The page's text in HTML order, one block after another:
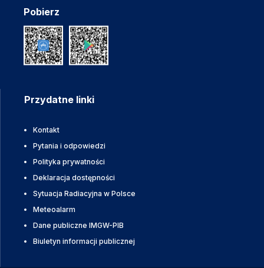
Pobierz
Przydatne linki
Kontakt
Pytania i odpowiedzi
Polityka prywatności
Deklaracja dostępności
Sytuacja Radiacyjna w Polsce
Meteoalarm
Dane publiczne IMGW-PIB
Biuletyn informacji publicznej